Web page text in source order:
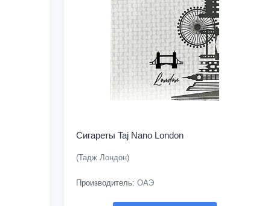
Сигареты Taj Nano London
(Тадж Лондон)
Производитель: ОАЭ